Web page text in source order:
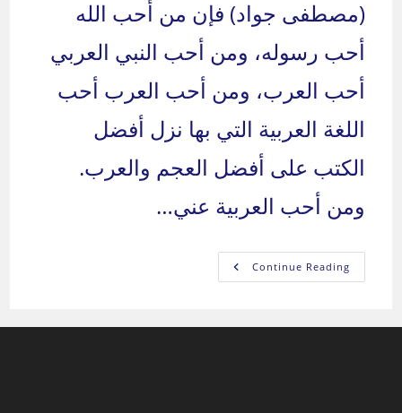
(مصطفى جواد) فإن من أحب الله
أحب رسوله، ومن أحب النبي العربي
أحب العرب، ومن أحب العرب أحب
اللغة العربية التي بها نزل أفضل
الكتب على أفضل العجم والعرب.
ومن أحب العربية عني…
Continue Readingقل
ولا
السابعة